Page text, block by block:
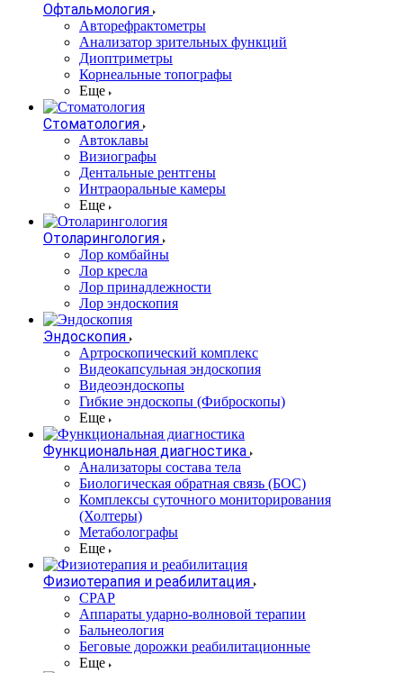
Офтальмология
Авторефрактометры
Анализатор зрительных функций
Диоптриметры
Корнеальные топографы
Еще
Стоматология
Автоклавы
Визиографы
Дентальные рентгены
Интраоральные камеры
Еще
Отоларингология
Лор комбайны
Лор кресла
Лор принадлежности
Лор эндоскопия
Эндоскопия
Артроскопический комплекс
Видеокапсульная эндоскопия
Видеоэндоскопы
Гибкие эндоскопы (Фиброcкопы)
Еще
Функциональная диагностика
Анализаторы состава тела
Биологическая обратная связь (БОС)
Комплексы суточного мониторирования
(Холтеры)
Метаболографы
Еще
Физиотерапия и реабилитация
CPAP
Аппараты ударно-волновой терапии
Бальнеология
Беговые дорожки реабилитационные
Еще